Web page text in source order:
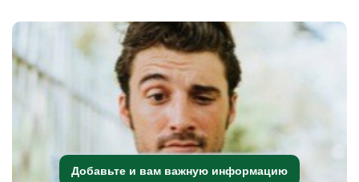
Добавьте и вам важную информацию